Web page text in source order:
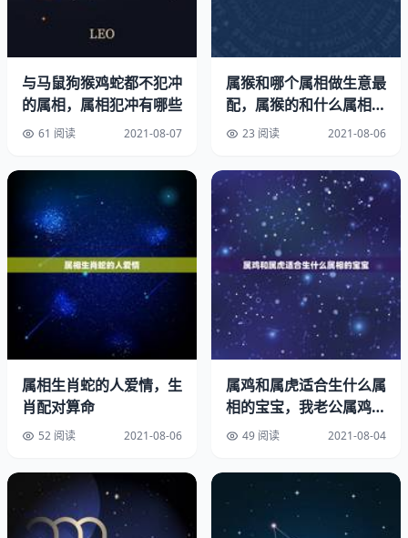
虎生肖属虎的人，三合及瑞物为马、狗和猪，在佩戴方面，
应以这三种造型为主。相冲的凶物为猴，因此在佩戴方面，
无论金牌抑或玉佩，都避免佩戴这种动物造型。
生肖属兔的人，最适合佩戴为猪、羊、狗的动物造型。鸡是
其禁忌，因此在佩戴方面，无论金牌抑或玉佩，都避免佩戴
这种动物造型。
戴龙形玉佩有什么讲究？
龙单生肖属龙的人，最适合的瑞物为猴、鼠和鸡，因此在佩
佩戴方面应避免这种动物造型。
蛇生肖属蛇的人，鸡、牛和猴的动物造型是其最佳的选择，
与马鼠狗猴鸡蛇都不犯冲
的属相，属相犯冲有哪些
61 阅读 2021-08-07
属猴和哪个属相做生意最
配，属猴的和什么属相最
配 23 阅读 2021-08-06
属相生肖蛇的人爱情，生
肖配对算命
52 阅读 2021-08-06
属鸡和属虎适合生什么属
相的宝宝，我老公属鸡，
我属虎，我们最好是生个
49 阅读 2021-08-04